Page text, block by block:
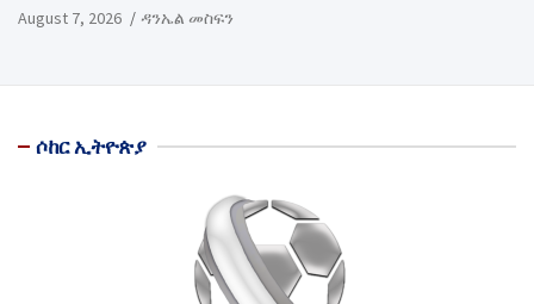
August 7, 2026 ዳንኤል መስፍን
ሶከር ኢትዮጵያ